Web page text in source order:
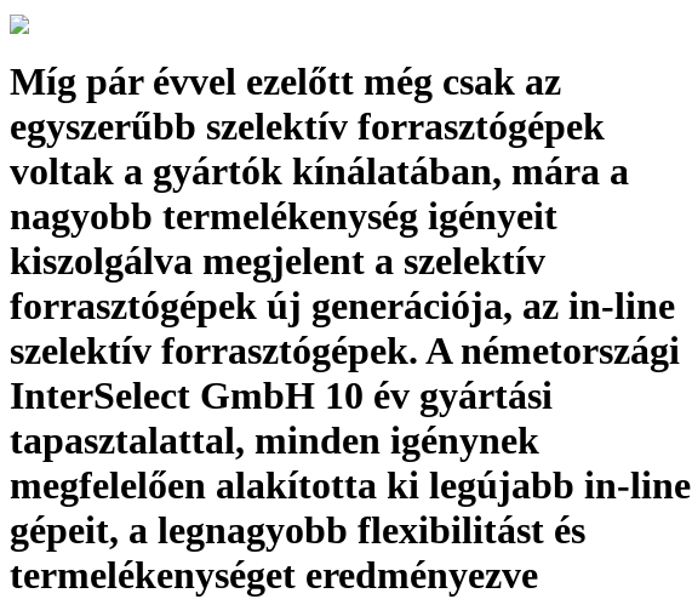
Míg pár évvel ezelőtt még csak az
egyszerűbb szelektív forrasztógépek
voltak a gyártók kínálatában, mára a
nagyobb termelékenység igényeit
kiszolgálva megjelent a szelektív
forrasztógépek új generációja, az in-line
szelektív forrasztógépek. A németországi
InterSelect GmbH 10 év gyártási
tapasztalattal, minden igénynek
megfelelően alakította ki legújabb in-line
gépeit, a legnagyobb flexibilitást és
termelékenységet eredményezve